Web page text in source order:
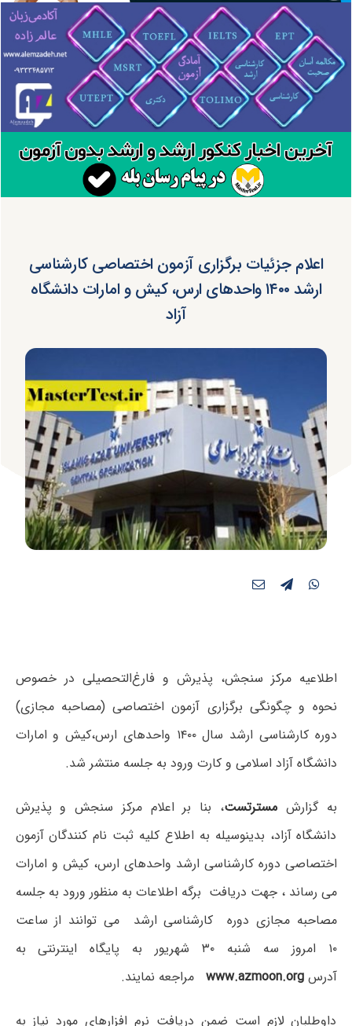
اعلام جزئیات برگزاری آزمون اختصاصی کارشناسی
ارشد ۱۴۰۰ واحدهای ارس، کیش و امارات دانشگاه
آزاد
اطلاعیه مرکز سنجش، پذیرش و فارغ‌التحصیلی در خصوص
نحوه و چگونگی برگزاری آزمون اختصاصی (مصاحبه مجازی)
دوره کارشناسی ارشد سال ۱۴۰۰ واحدهای ارس،کیش و امارات
دانشگاه آزاد اسلامی و کارت ورود به جلسه منتشر شد.
به گزارشمسترتست، بنا بر اعلام مرکز سنجش و پذیرش
دانشگاه آزاد، بدینوسیله به اطلاع کلیه ثبت نام کنندگان آزمون
اختصاصی دوره کارشناسی ارشد واحدهای ارس، کیش و امارات
می رساند ، جهت دریافت برگه اطلاعات به منظور ورود به جلسه
مصاحبه مجازی دوره کارشناسی ارشد می توانند از ساعت
۱۰
امروز سه شنبه ۳۰ شهریور به پایگاه اینترنتی به
آدرسwww.azmoon.org مراجعه نمایند.
داوطلبان لازم است ضمن دریافت نرم افزارهای مورد نیاز به